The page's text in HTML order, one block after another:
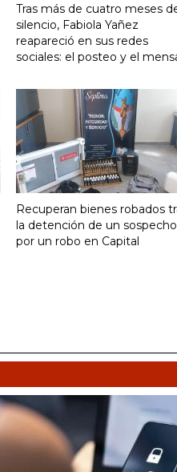
Tras más de cuatro meses
silencio, Fabiola Yañez
reapareció en sus redes
sociales: el posteo y el
Recuperan bienes robados
la detención de un
por un robo en Capital